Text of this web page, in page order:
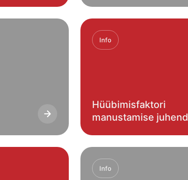
Info
Hüübimisfaktori
manustamise juhend
Info